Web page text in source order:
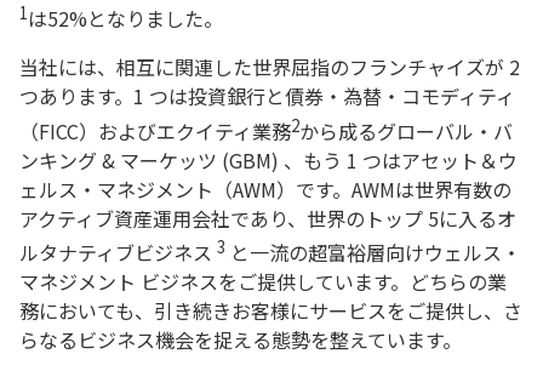
1は52%となりました。
当社には、相互に関連した世界屈指のフランチャイズが 2
つあります。1 つは投資銀行と債券・為替・コモディティ
（FICC）およびエクイティ業務2から成るグローバル・バ
ンキング & マーケッツ (GBM) 、もう 1 つはアセット＆ウ
ェルス・マネジメント（AWM）です。AWMは世界有数の
アクティブ資産運用会社であり、世界のトップ 5に入るオ
ルタナティブビジネス 3 と一流の超富裕層向けウェルス・
マネジメント ビジネスをご提供しています。どちらの業
務においても、引き続きお客様にサービスをご提供し、さ
らなるビジネス機会を捉える態勢を整えています。